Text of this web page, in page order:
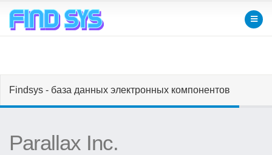
Findsys - база данных электронных компонентов
Parallax Inc.